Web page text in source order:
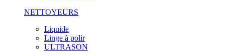
NETTOYEURS
Liquide
Linge à polir
ULTRASON